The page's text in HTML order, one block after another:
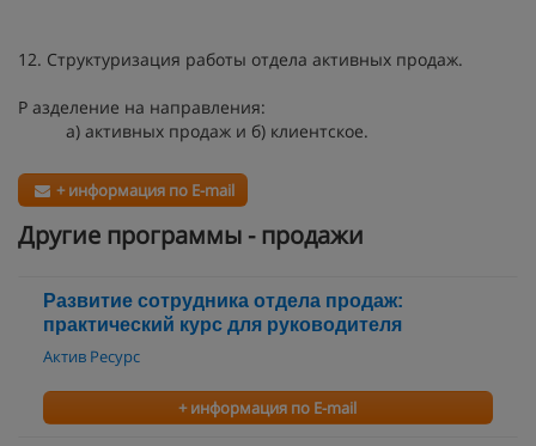
12. Структуризация работы отдела активных продаж.
Р азделение на направления:
а) активных продаж и б) клиентское.
+ информация по E-mail
Другие программы - продажи
Развитие сотрудника отдела продаж:
практический курс для руководителя
Актив Ресурс
+ информация по E-mail